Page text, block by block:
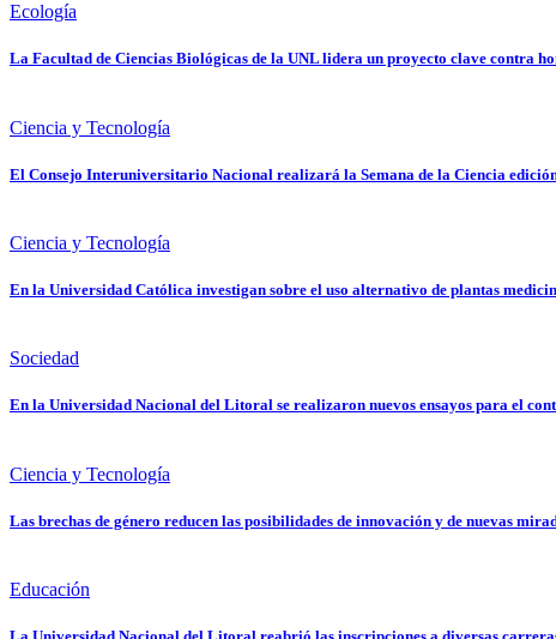
Ecología
La Facultad de Ciencias Biológicas de la UNL lidera un proyecto clave contra
Ciencia y Tecnología
El Consejo Interuniversitario Nacional realizará la Semana de la Ciencia
Ciencia y Tecnología
En la Universidad Católica investigan sobre el uso alternativo de plantas
Sociedad
En la Universidad Nacional del Litoral se realizaron nuevos ensayos para el
Ciencia y Tecnología
Las brechas de género reducen las posibilidades de innovación y de nuevas
Educación